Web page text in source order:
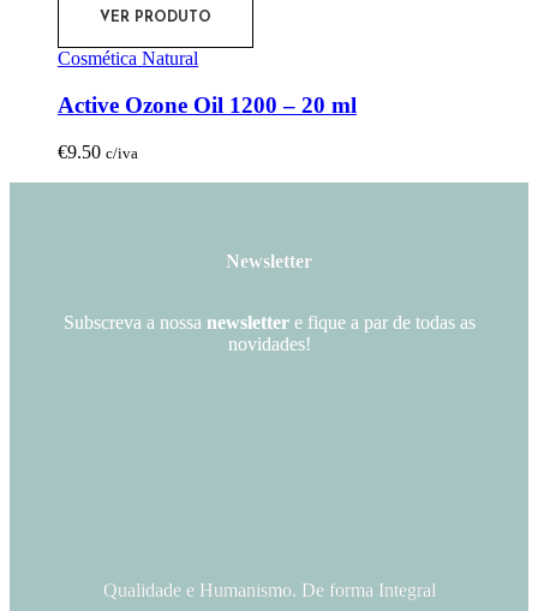
VER PRODUTO
Cosmética Natural
Active Ozone Oil 1200 – 20 ml
€9.50 c/iva
Newsletter
Subscreva a nossa newslettere fique a par de todas as
novidades!
Qualidade e Humanismo. De forma Integral